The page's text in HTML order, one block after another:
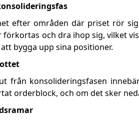
efter områden där priset rör
förkortas och dra ihop sig, vilket
bygga upp sina positioner.
från konsolideringsfasen
orderblock, och om det sker